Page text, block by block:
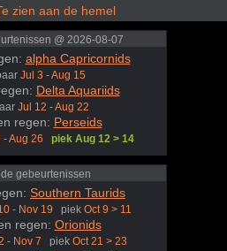
zien aan de hemel
@ 2026-08-07
alpha Capricornids
Jul 3 - Aug 15
Delta Aquariids
Jul 12 - Aug 22
regen: Perseids
- Aug 26 piek Aug 12 > 14
gebeurtenissen
Southern Taurids
- Nov 19 piek Oct 9 > 11
regen: Orionids
- Nov 7 piek Oct 21 > 23